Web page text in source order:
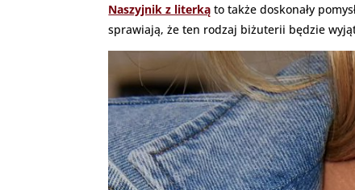
Naszyjnik z literką to także doskonały
sprawiają, że ten rodzaj biżuterii będzie